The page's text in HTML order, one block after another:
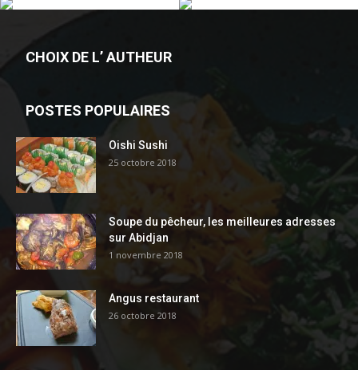
CHOIX DE L’ AUTHEUR
POSTES POPULAIRES
Oishi Sushi
25 octobre 2018
Soupe du pêcheur, les meilleures adresses
sur Abidjan
1 novembre 2018
Angus restaurant
26 octobre 2018